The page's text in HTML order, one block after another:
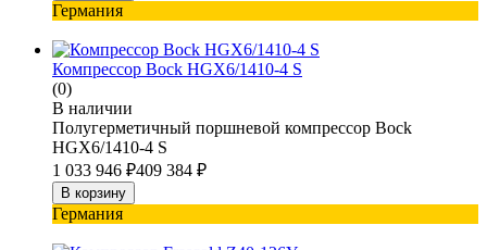
Германия
Компрессор Bock HGX6/1410-4 S
(0)
В наличии
Полугерметичный поршневой компрессор Bock
HGX6/1410-4 S
1 033 946 ₽409 384 ₽
В корзину
Германия